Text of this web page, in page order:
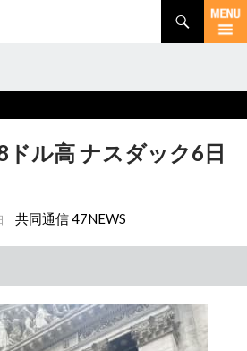
ドル高 ナスダック6日
共同通信 47NEWS